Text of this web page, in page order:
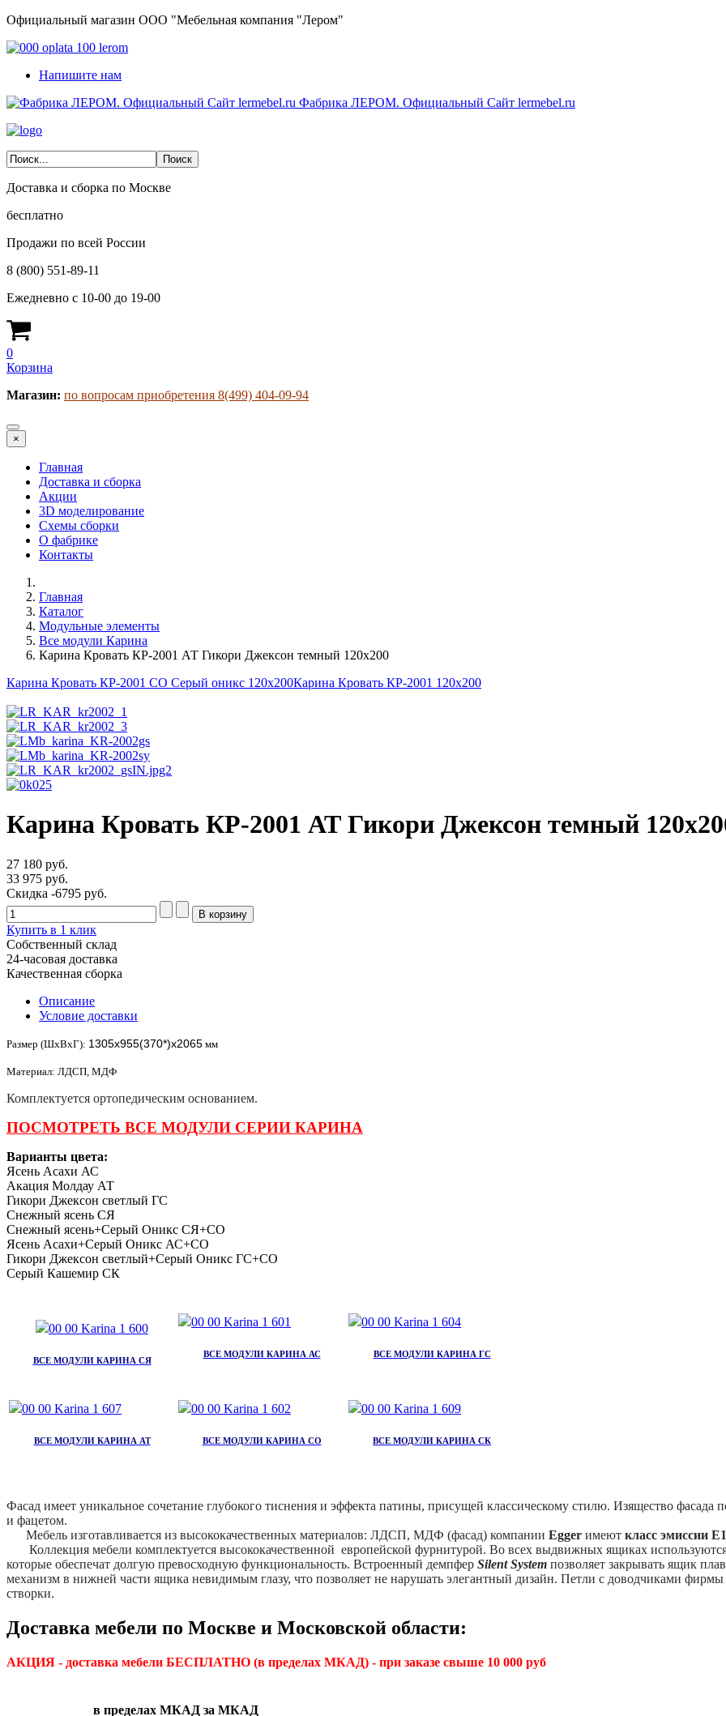
Официальный магазин ООО "Мебельная компания "Лером"
Напишите нам
Фабрика ЛЕРОМ. Официальный Сайт lermebel.ru
Доставка и сборка по Москве
бесплатно
Продажи по всей России
8 (800) 551-89-11
Ежедневно с 10-00 до 19-00
0
Корзина
Магазин: по вопросам приобретения 8(499) 404-09-94
×
Главная
Доставка и сборка
Акции
3D моделирование
Схемы сборки
О фабрике
Контакты
Главная
Каталог
Модульные элементы
Все модули Карина
Карина Кровать КР-2001 АТ Гикори Джексон темный 120х200
Карина Кровать КР-2001 СО Серый оникс 120х200Карина Кровать КР-2001 120х200
Карина Кровать КР-2001 АТ Гикори Джексон темный
27 180 руб.
33 975 руб.
Скидка -6795 руб.
Купить в 1 клик
Собственный склад
24-часовая доставка
Качественная сборка
Описание
Условие доставки
Размер (ШхВхГ): 1305х955(370*)х2065 мм
Материал: ЛДСП, МДФ
Комплектуется ортопедическим основанием.
ПОСМОТРЕТЬ ВСЕ МОДУЛИ СЕРИИ КАРИНА
Варианты цвета:
Ясень Асахи АС
Акация Молдау АТ
Гикори Джексон светлый ГС
Снежный ясень СЯ
Снежный ясень+Серый Оникс СЯ+СО
Ясень Асахи+Серый Оникс АС+СО
Гикори Джексон светлый+Серый Оникс ГС+СО
Серый Кашемир СК
ВСЕ МОДУЛИ КАРИНА СЯ
ВСЕ МОДУЛИ КАРИНА АС ВСЕ МОДУЛИ КАРИНА ГС
ВСЕ МОДУЛИ КАРИНА АТ ВСЕ МОДУЛИ КАРИНА СО ВСЕ МОДУЛИ КАРИНА СК
Фасад имеет уникальное сочетание глубокого тиснения и эффекта патины, присущей классическому стилю. Изящество фасада
и фацетом.
Мебель изготавливается из высококачественных материалов: ЛДСП, МДФ (фасад) компании Egger имеют класс эмиссии Е1
Коллекция мебели комплектуется высококачественной европейской фурнитурой. Во всех выдвижных ящиках
которые обеспечат долгую превосходную функциональность. Встроенный демпфер Silent System позволяет закрывать ящик
механизм в нижней части ящика невидимым глазу, что позволяет не нарушать элегантный дизайн. Петли с доводчиками фирмы
створки.
Доставка мебели по Москве и Московской области:
АКЦИЯ - доставка мебели БЕСПЛАТНО (в пределах МКАД) - при заказе свыше 10 000 руб
в пределах МКАД за МКАД